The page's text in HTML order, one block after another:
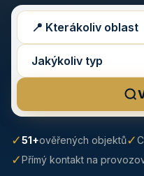
✓51+ověřených objektů✓
✓Přímý kontakt na